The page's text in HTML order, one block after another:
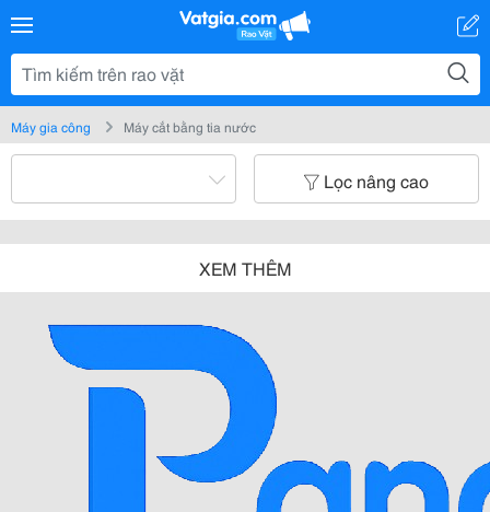
Máy gia công Máy cắt bằng tia nước
Lọc nâng cao
XEM THÊM